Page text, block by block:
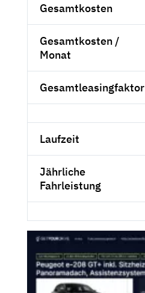
Gesamtkosten
Gesamtkosten /
Monat
Gesamtleasingfaktor
Laufzeit
Jährliche
Fahrleistung